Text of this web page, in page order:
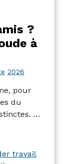
?
à
2026
pour
du
Et
de
» ou
du
travail